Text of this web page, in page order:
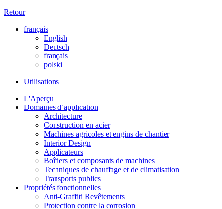
Retour
français
English
Deutsch
français
polski
Utilisations
L'Aperçu
Domaines d’application
Architecture
Construction en acier
Machines agricoles et engins de chantier
Interior Design
Applicateurs
Boîtiers et composants de machines
Techniques de chauffage et de climatisation
Transports publics
Propriétés fonctionnelles
Anti-Graffiti Revêtements
Protection contre la corrosion